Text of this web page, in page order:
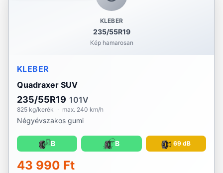
KLEBER
235/55R19
Kép hamarosan
KLEBER
Quadraxer SUV
235/55R19 101V
825 kg/kerék · max. 240 km/h
Négyévszakos gumi
B B 69 dB
43 990 Ft